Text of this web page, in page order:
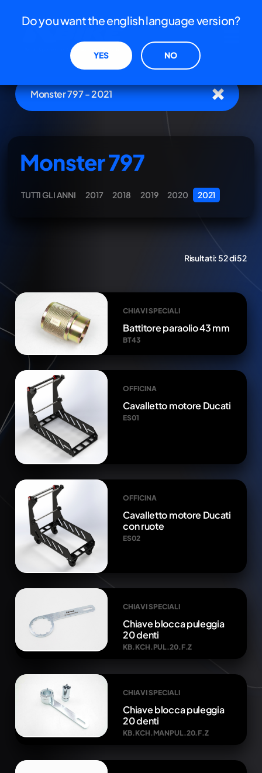
Monster 797 - 2021
Monster 797
TUTTI GLI ANNI 2017 2018 2019 2020 2021
Risultati:52 di 52
CHIAVI SPECIALI
Battitore paraolio 43 mm
BT43
OFFICINA
Cavalletto motore Ducati
ES01
OFFICINA
Cavalletto motore Ducati
con ruote
ES02
CHIAVI SPECIALI
Chiave blocca puleggia
20 denti
KB.KCH.PUL.20.F.Z
CHIAVI SPECIALI
Chiave blocca puleggia
20 denti
KB.KCH.MANPUL.20.F.Z
Do you want the english language version?
YES NO